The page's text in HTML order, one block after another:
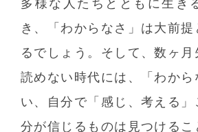
多様な人たちとともに生き
き、「わからなさ」は大前
るでしょう。そして、数ヶ月
読めない時代には、「わから
い、自分で「感じ、考える」
分が信じるものは見つける